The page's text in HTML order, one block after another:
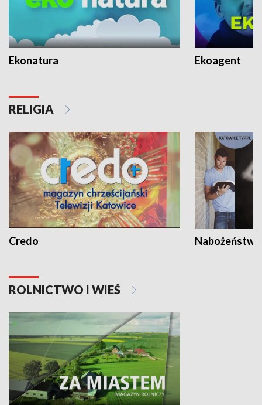
Ekonatura Ekoagent
RELIGIA
Credo
ROLNICTWO I WIEŚ